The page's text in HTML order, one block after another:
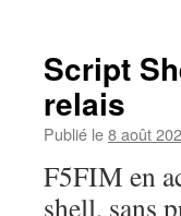
Script
relais
Publié le8 août
F5FIM en
shell, sans